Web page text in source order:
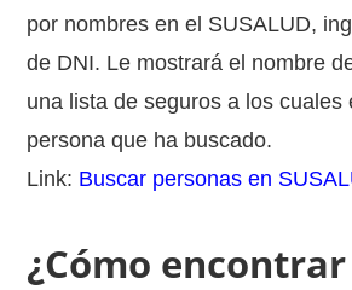
por nombres en el SUSALUD,
de DNI. Le mostrará el nombre
una lista de seguros a los cuales
persona que ha buscado.
Link: Buscar personas en
¿Cómo